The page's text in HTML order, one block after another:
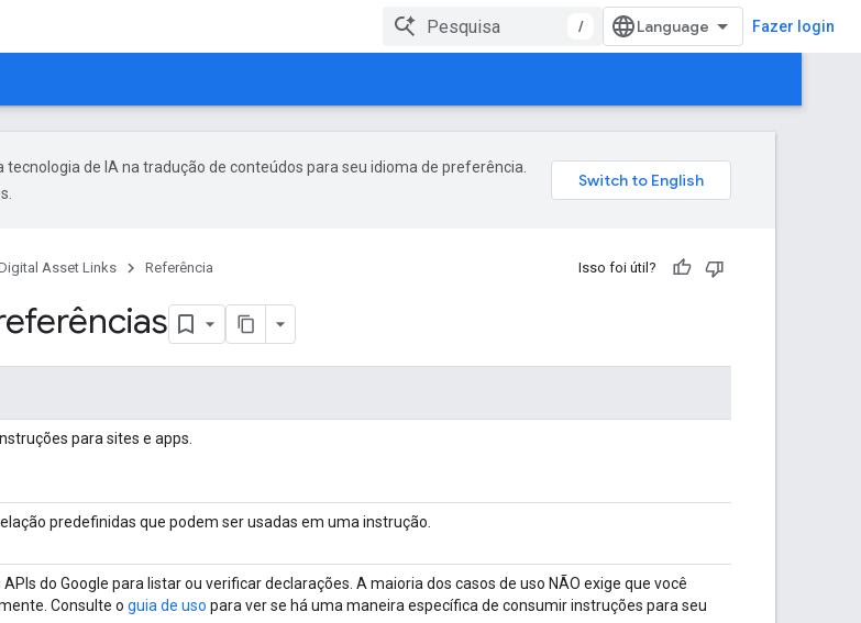
/ Fazer login
tecnologia de IA na tradução de conteúdos para seu idioma de preferência.
Asset Links Referência Isso foi útil?
para sites e apps.
predefinidas que podem ser usadas em uma instrução.
do Google para listar ou verificar declarações. A maioria dos casos de uso NÃO exige que você
Consulte o guia de uso para ver se há uma maneira específica de consumir instruções para seu